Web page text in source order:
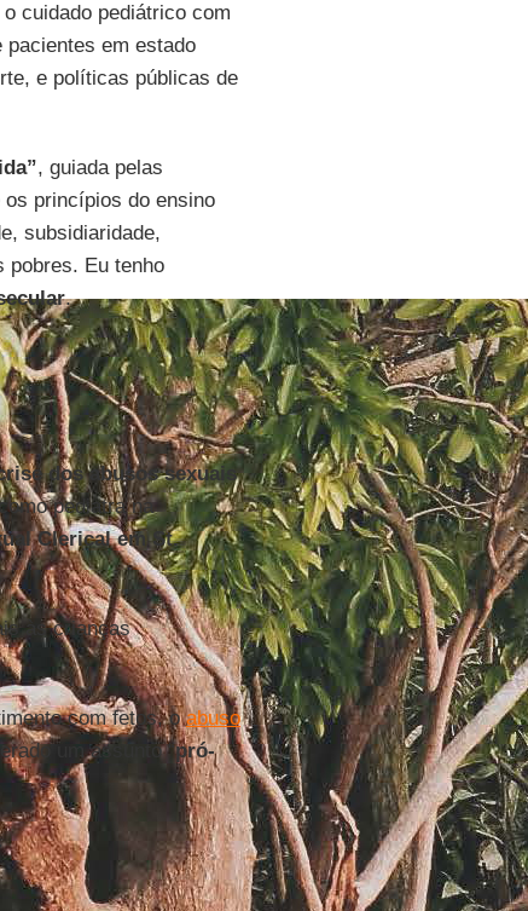
cuidado pediátrico com
pacientes em estado
e políticas públicas de
, guiada pelas
princípios do ensino
subsidiaridade,
pobres. Eu tenho
.
dos abusos sexuais
pediatra na
Clerical em St.
às crianças
com fetos, oabuso
um assunto “pró-